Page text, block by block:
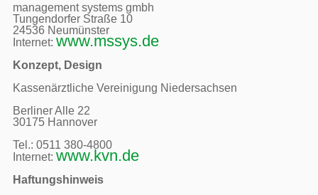
management systems gmbh
Tungendorfer Straße 10
24536 Neumünster
Internet: www.mssys.de
Konzept, Design
Kassenärztliche Vereinigung Niedersachsen
Berliner Alle 22
30175 Hannover
Tel.: 0511 380-4800
Internet: www.kvn.de
Haftungshinweis